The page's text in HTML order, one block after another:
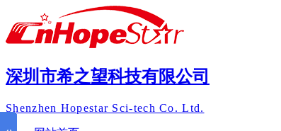
深圳市希之望科技有限公司
Shenzhen Hopestar Sci-tech Co. Ltd.